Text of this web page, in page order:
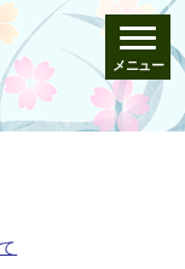
メニュー